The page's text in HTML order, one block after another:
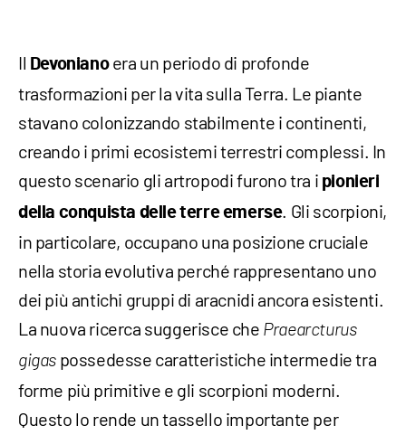
Il Devonianoera un periodo di profonde
trasformazioni per la vita sulla Terra. Le piante
stavano colonizzando stabilmente i continenti,
creando i primi ecosistemi terrestri complessi. In
questo scenario gli artropodi furono tra i pionieri
della conquista delle terre emerse. Gli scorpioni,
in particolare, occupano una posizione cruciale
nella storia evolutiva perché rappresentano uno
dei più antichi gruppi di aracnidi ancora esistenti.
La nuova ricerca suggerisce che Praearcturus
gigas possedesse caratteristiche intermedie tra
forme più primitive e gli scorpioni moderni.
Questo lo rende un tassello importante per